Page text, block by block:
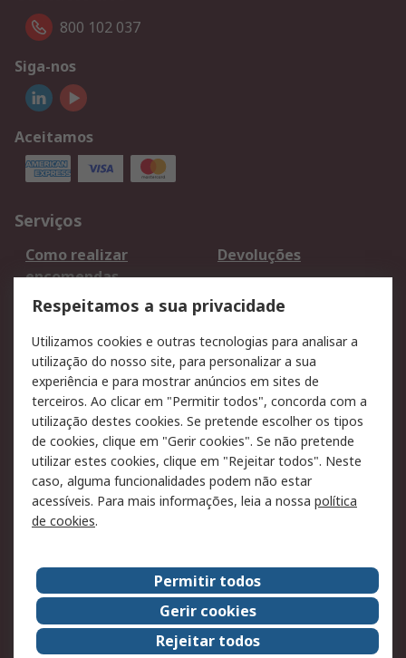
800 102 037
Siga-nos
Aceitamos
Serviços
Como realizar
encomendas
Devoluções
Formas de entrega
Qualidade e ambiente
Pagamento e
faturação
Legal
Aviso legal
Política de cookies
Política de privacidade
- Atualizada
Segurança de emails
Condições de venda
Sobre a RS
A RS no mundo
RS Group
Sobre a RS
Trabalhar na RS
Respeitamos a sua privacidade
Utilizamos cookies e outras tecnologias para analisar a
utilização do nosso site, para personalizar a sua
experiência e para mostrar anúncios em sites de
terceiros. Ao clicar em "Permitir todos", concorda com a
utilização destes cookies. Se pretende escolher os tipos
de cookies, clique em "Gerir cookies". Se não pretende
utilizar estes cookies, clique em "Rejeitar todos". Neste
caso, alguma funcionalidades podem não estar
acessíveis. Para mais informações, leia a nossa política
de cookies.
Permitir todos
Gerir cookies
Rejeitar todos